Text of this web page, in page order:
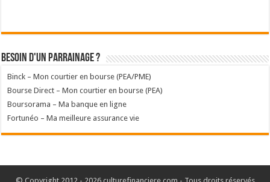
Besoin d'un parrainage ?
Binck – Mon courtier en bourse (PEA/PME)
Bourse Direct – Mon courtier en bourse (PEA)
Boursorama – Ma banque en ligne
Fortunéo – Ma meilleure assurance vie